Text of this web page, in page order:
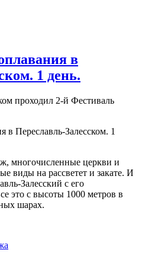
в
1 день.
проходил 2-й Фестиваль
многочисленные церкви и
виды на рассветет и закате. И
Залесский с его
это с высоты 1000 метров в
шарах.